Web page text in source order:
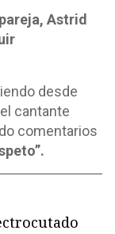
Astrid
desde
cantante
comentarios